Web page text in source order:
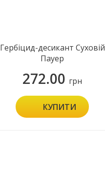
Гербіцид-десикант Суховій
Пауер
272.00 грн
КУПИТИ